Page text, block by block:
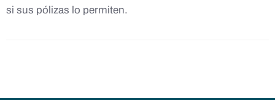
si sus pólizas lo permiten.